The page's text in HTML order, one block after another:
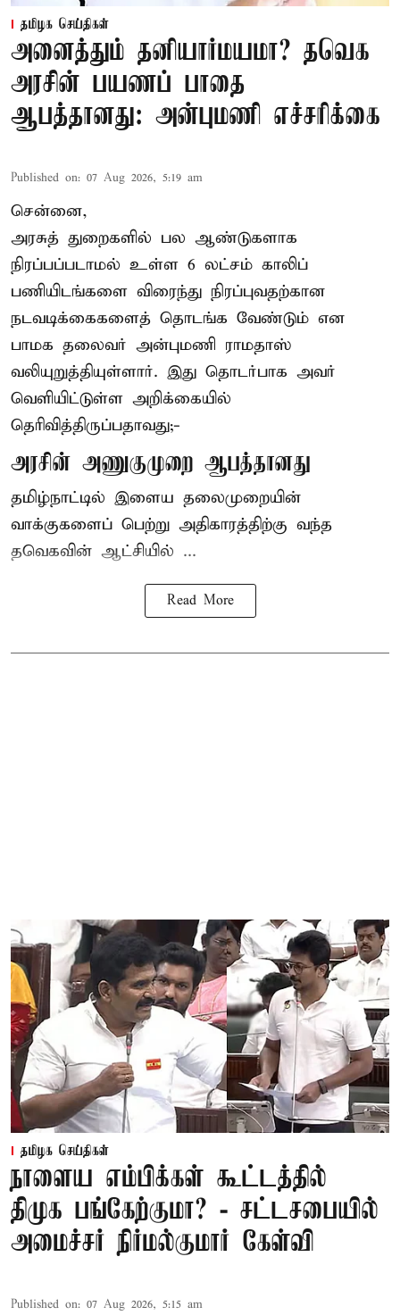
தமிழக செய்திகள்
அனைத்தும் தனியார்மயமா? தவெக
அரசின் பயணப் பாதை
ஆபத்தானது: அன்புமணி எச்சரிக்கை
Published on: 07 Aug 2026, 5:19 am
சென்னை,
அரசுத் துறைகளில் பல ஆண்டுகளாக
நிரப்பப்படாமல் உள்ள 6 லட்சம் காலிப்
பணியிடங்களை விரைந்து நிரப்புவதற்கான
நடவடிக்கைகளைத் தொடங்க வேண்டும் என
பாமக தலைவர் அன்புமணி ராமதாஸ்
வலியுறுத்தியுள்ளார். இது தொடர்பாக அவர்
வெளியிட்டுள்ள அறிக்கையில்
தெரிவித்திருப்பதாவது;-
அரசின் அணுகுமுறை ஆபத்தானது
தமிழ்நாட்டில் இளைய தலைமுறையின்
வாக்குகளைப் பெற்று அதிகாரத்திற்கு வந்த
தவெகவின் ஆட்சியில் ...
Read More
தமிழக செய்திகள்
நாளைய எம்பிக்கள் கூட்டத்தில்
திமுக பங்கேற்குமா? - சட்டசபையில்
அமைச்சர் நிர்மல்குமார் கேள்வி
Published on: 07 Aug 2026, 5:15 am